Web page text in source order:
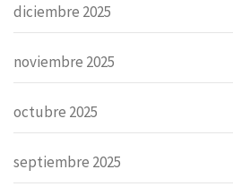
diciembre 2025
noviembre 2025
octubre 2025
septiembre 2025